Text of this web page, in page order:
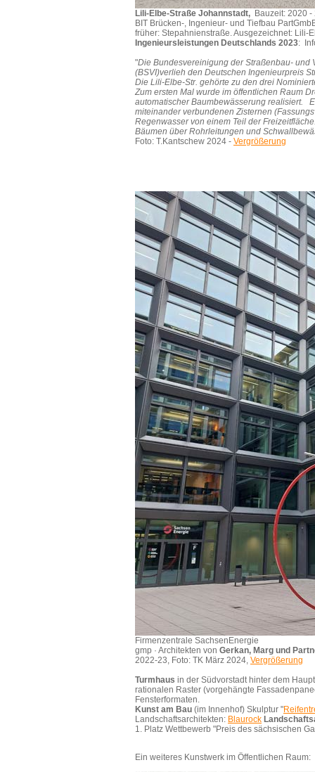
Lili-Elbe-Straße Johannstadt, Bauzeit: 2020
BIT Brücken-, Ingenieur- und Tiefbau
früher: Stepahnienstraße. Ausgezeichnet: Lili-
Ingenieursleistungen Deutschlands 2023:
"Die Bundesvereinigung der Straßenbau- und
(BSVI)verlieh den Deutschen Ingenieurpreis
Die Lili-Elbe-Str. gehörte zu den drei
Zum ersten Mal wurde im öffentlichen Raum
automatischer Baumbewässerung realisiert.
miteinander verbundenen Zisternen
Regenwasser von einem Teil der
Bäumen über Rohrleitungen und
Foto: T.Kantschew 2024 - Vergrößerung
Firmenzentrale SachsenEnergie
gmp · Architekten von Gerkan, Marg und
2022-23, Foto: TK März 2024, Vergrößerung
Turmhaus in der Südvorstadt hinter dem
rationalen Raster (vorgehängte
Fensterformaten.
Kunst am Bau (im Innenhof) Skulptur "
Landschaftsarchitekten: Blaurock
1. Platz Wettbewerb "Preis des sächsischen
Ein weiteres Kunstwerk im Öffentlichen Raum: